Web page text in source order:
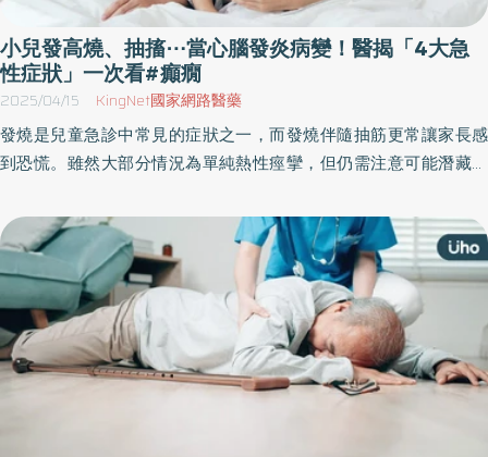
小兒發高燒、抽搐⋯當心腦發炎病變！醫揭「4大急
性症狀」一次看#癲癇
2025/04/15 KingNet國家網路醫藥
發燒是兒童急診中常見的症狀之一，而發燒伴隨抽筋更常讓家長感
到恐慌。雖然大部分情況為單純熱性痙攣，但仍需注意可能潛藏的
特選此篇，解析當小孩出現熱痙攣時，家長可以做的緊急措施和注
意事項，若出現呼吸異常狀況，就應緊急送醫。